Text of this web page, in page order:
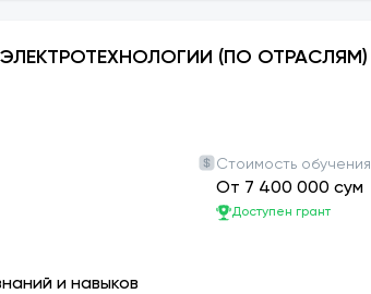
(ПО ОТРАСЛЯМ)
Стоимость обучения
От 7 400 000 сум
Доступен грант
и навыков